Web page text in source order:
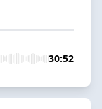
30:52